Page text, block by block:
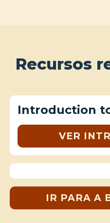
Recursos
Introduction
VER
IR PARA A